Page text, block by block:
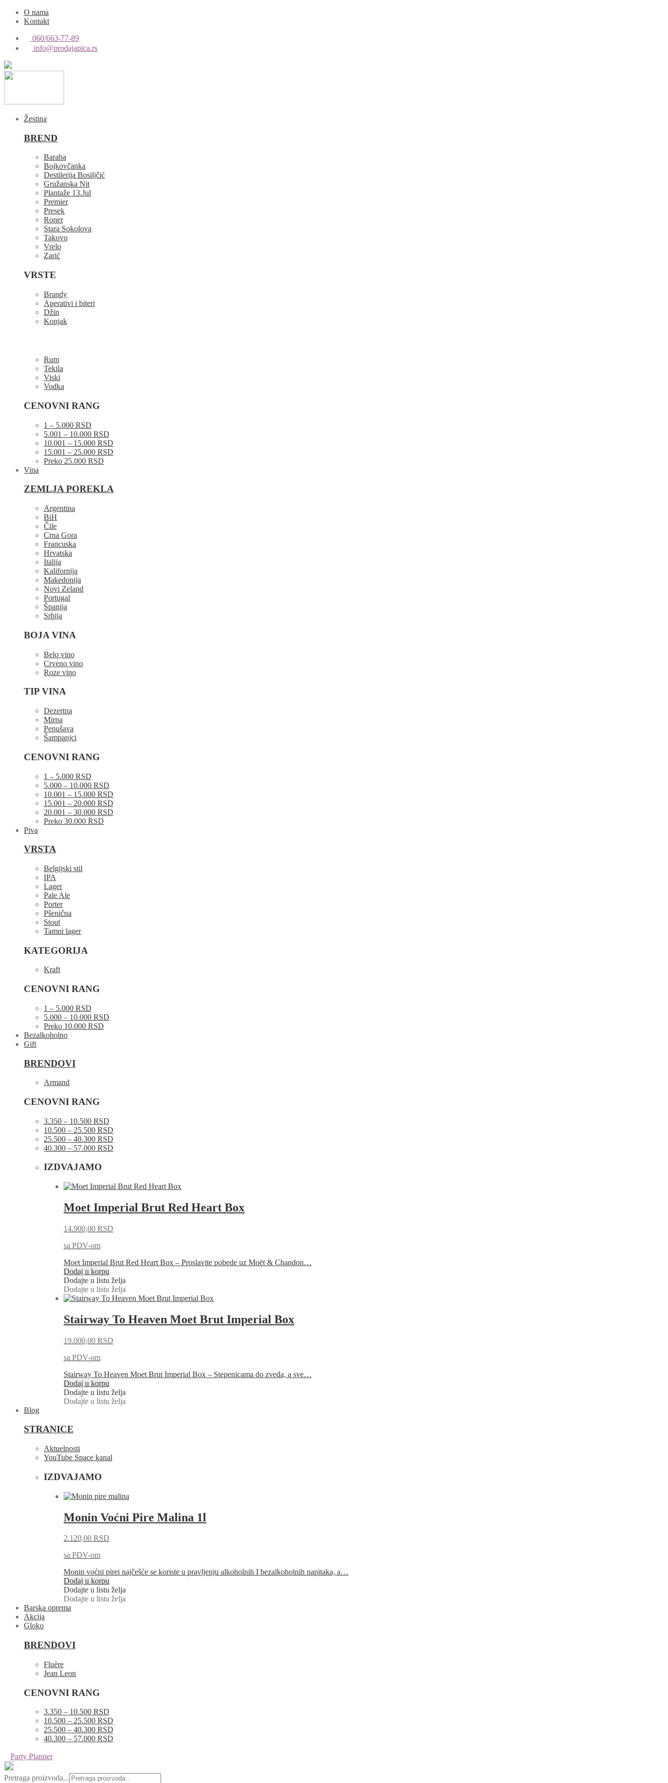
O nama
Kontakt
060/663-77-89
info@prodajapica.rs
Žestina
BREND
Baraba
Bojkovčanka
Destilerija Bosiljčić
Gružanska Nit
Plantaže 13.Jul
Premier
Presek
Roner
Stara Sokolova
Takovo
Vrelo
Zarić
VRSTE
Brandy
Aperativi i biteri
Džin
Konjak
Rum
Tekila
Viski
Vodka
CENOVNI RANG
1 – 5.000 RSD
5.001 – 10.000 RSD
10.001 – 15.000 RSD
15.001 – 25.000 RSD
Preko 25.000 RSD
Vina
ZEMLJA POREKLA
Argentina
BiH
Čile
Crna Gora
Francuska
Hrvatska
Italija
Kalifornija
Makedonija
Novi Zeland
Portugal
Španija
Srbija
BOJA VINA
Belo vino
Crveno vino
Roze vino
TIP VINA
Dezertna
Mirna
Penušava
Šampanjci
CENOVNI RANG
1 – 5.000 RSD
5.000 – 10.000 RSD
10.001 – 15.000 RSD
15.001 – 20.000 RSD
20.001 – 30.000 RSD
Preko 30.000 RSD
Piva
VRSTA
Belgijski stil
IPA
Lager
Pale Ale
Porter
Pšenična
Stout
Tamni lager
KATEGORIJA
Kraft
CENOVNI RANG
1 – 5.000 RSD
5.000 – 10.000 RSD
Preko 10.000 RSD
Bezalkoholno
Gift
BRENDOVI
Armand
CENOVNI RANG
3.350 – 10.500 RSD
10.500 – 25.500 RSD
25.500 – 40.300 RSD
40.300 – 57.000 RSD
IZDVAJAMO
Moet Imperial Brut Red Heart Box
14.900,00 RSD
sa PDV-om
Moet Imperial Brut Red Heart Box – Proslavite pobede uz Moët & Chandon…
Dodaj u korpu
Dodajte u listu želja
Dodajte u listu želja
Stairway To Heaven Moet Brut Imperial Box
19.000,00 RSD
sa PDV-om
Stairway To Heaven Moet Brut Imperial Box – Stepenicama do zveda, a sve…
Dodaj u korpu
Dodajte u listu želja
Dodajte u listu želja
Blog
STRANICE
Aktuelnosti
YouTube Space kanal
IZDVAJAMO
Monin Voćni Pire Malina 1l
2.120,00 RSD
sa PDV-om
Monin voćni pirei najčešće se koriste u pravljenju alkoholnih I bezalkoholnih napitaka, a…
Dodaj u korpu
Dodajte u listu želja
Dodajte u listu želja
Barska oprema
Akcija
Gloko
BRENDOVI
Fluère
Jean Leon
CENOVNI RANG
3.350 – 10.500 RSD
10.500 – 25.500 RSD
25.500 – 40.300 RSD
40.300 – 57.000 RSD
Party Planner
Pretraga proizvoda...